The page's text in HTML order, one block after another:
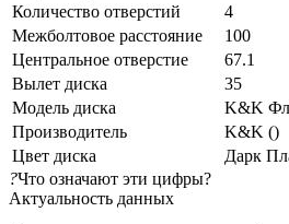
Количество отверстий
4
Межболтовое расстояние
100
Центральное отверстие
67.1
Вылет диска
35
Модель диска
K&K
Производитель
K&K ()
Цвет диска
Дарк
?Что означают эти цифры?
Актуальность данных